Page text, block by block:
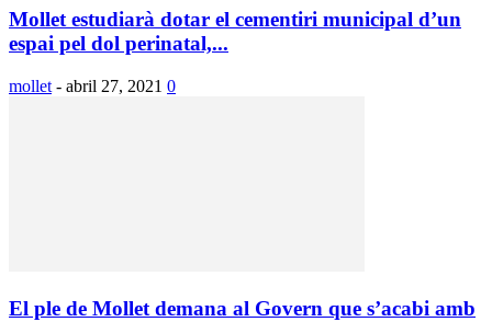
Mollet estudiarà dotar el cementiri municipal d’un
espai pel dol perinatal,...
mollet - abril 27, 2021 0
El ple de Mollet demana al Govern que s’acabi amb